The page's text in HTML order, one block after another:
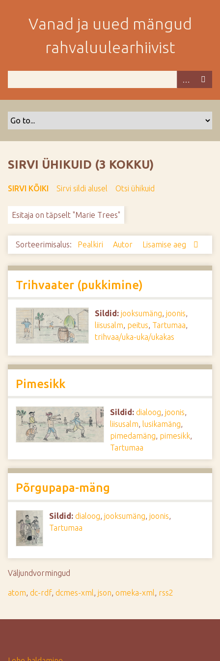
i
Vanad ja uued mängud
rahvaluulearhiivist
SIRVI ÜHIKUID (3 KOKKU)
SIRVI KÕIKI Sirvi sildi alusel Otsi ühikuid
Esitaja on täpselt "Marie Trees"
Sorteerimisalus: Pealkiri Autor Lisamise aeg
Trihvaater (pukkimine)
Sildid: jooksumäng, joonis,
liisusalm, peitus, Tartumaa,
trihvaa/uka-uka/ukakas
Pimesikk
Sildid: dialoog, joonis,
liisusalm, lusikamäng,
pimedamäng, pimesikk,
Tartumaa
Põrgupapa-mäng
Sildid: dialoog, jooksumäng, joonis,
Tartumaa
Väljundvormingud
atom, dc-rdf, dcmes-xml, json, omeka-xml, rss2